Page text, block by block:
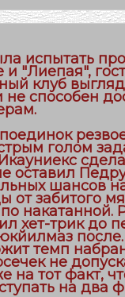
испытать
и "Лиепая",
клуб
способен
голом
оставил
шансов
от забитого
накатанной.
хет-трик до
после.
темп
не
на тот факт,
на два